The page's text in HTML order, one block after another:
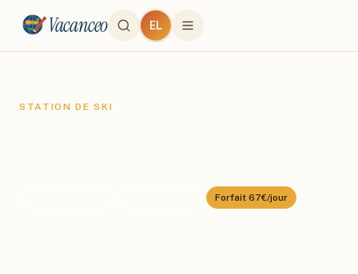
Vacanceo EL
STATION DE SKI
Forfait 67€/jour